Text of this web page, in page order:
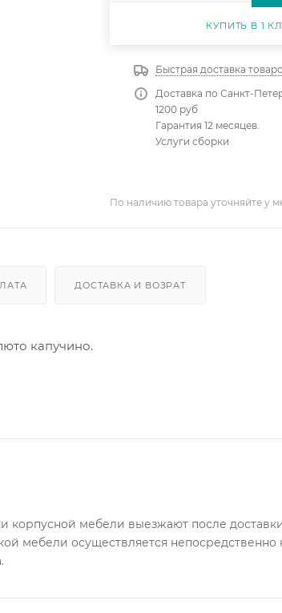
КУПИТЬ В 1
Быстрая доставка
Доставка по Санкт-
1200 руб
Гарантия 12 месяцев.
Услуги сборки
По наличию товара уточняйте у
ДОСТАВКА И ВОЗРАТ
капучино.
корпусной мебели выезжают после
мебели осуществляется непосредственно